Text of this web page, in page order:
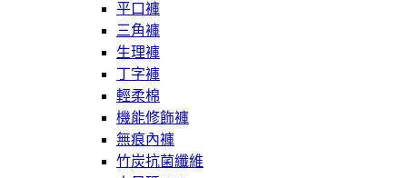
平口褲
三角褲
生理褲
丁字褲
輕柔棉
機能修飾褲
無痕內褲
竹炭抗菌纖維